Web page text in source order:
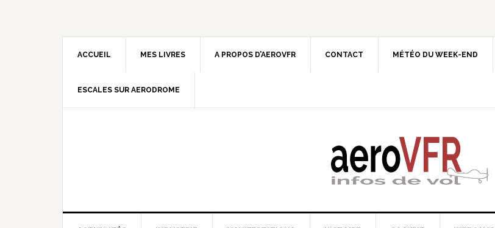
ACCUEIL MES LIVRES A PROPOS D’AEROVFR CONTACT MÉTÉO DU WEEK-END
ESCALES SUR AERODROME